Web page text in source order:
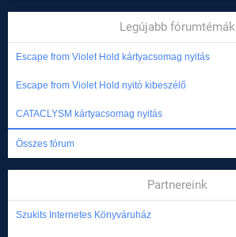
Legújabb fórumtémák
Escape from Violet Hold kártyacsomag nyitás
Escape from Violet Hold nyitó kibeszélő
CATACLYSM kártyacsomag nyitás
Összes fórum
Partnereink
Szukits Internetes Könyváruház